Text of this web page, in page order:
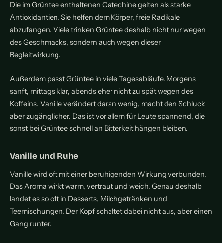
Die im Grüntee enthaltenen Catechine gelten als starke
Antioxidantien. Sie helfen dem Körper, freie Radikale
abzufangen. Viele trinken Grüntee deshalb nicht nur wegen
des Geschmacks, sondern auch wegen dieser
Begleitwirkung.
Außerdem passt Grüntee in viele Tagesabläufe. Morgens
sanft, mittags klar, abends eher nicht zu spät wegen des
Koffeins. Vanille verändert daran wenig, macht den Schluck
aber zugänglicher. Das ist vor allem für Leute spannend, die
sonst bei Grüntee schnell an Bitterkeit hängen bleiben.
Vanille und Ruhe
Vanille wird oft mit einer beruhigenden Wirkung verbunden.
Das Aroma wirkt warm, vertraut und weich. Genau deshalb
landet es so oft in Desserts, Milchgetränken und
Teemischungen. Der Kopf schaltet dabei nicht aus, aber einen
Gang runter.